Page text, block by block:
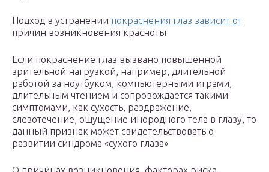
Подход в устранении покраснения глаз зависит от
причин возникновения красноты
Если покраснение глаз вызвано повышенной
зрительной нагрузкой, например, длительной
работой за ноутбуком, компьютерными играми,
длительным чтением и сопровождается такими
симптомами, как сухость, раздражение,
слезотечение, ощущение инородного тела в глазу, то
данный признак может свидетельствовать о
развитии синдрома «сухого глаза»